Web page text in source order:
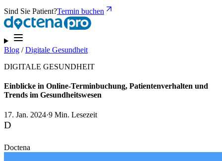
Sind Sie Patient?Termin buchen
Blog /Digitale Gesundheit
DIGITALE GESUNDHEIT
Einblicke in Online-Terminbuchung, Patientenverhalten und
Trends im Gesundheitswesen
17. Jan. 2024·9 Min. Lesezeit
D
Doctena